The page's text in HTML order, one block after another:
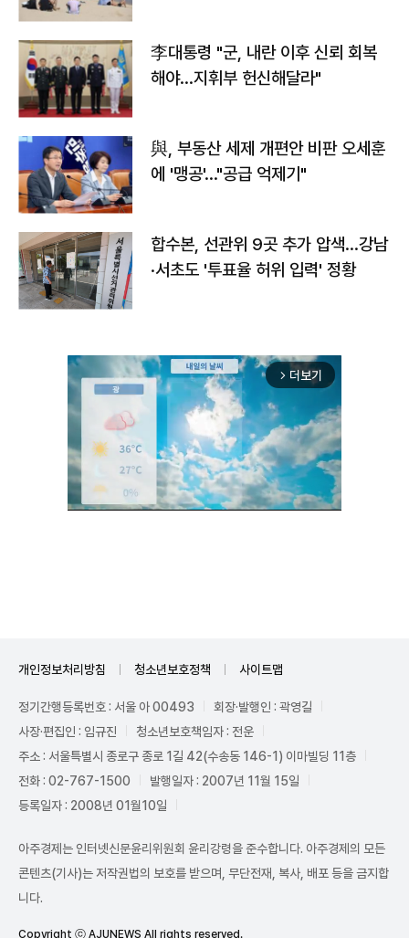
李대통령 "군, 내란 이후 신뢰 회복
해야…지휘부 헌신해달라"
與, 부동산 세제 개편안 비판 오세훈
에 '맹공'…"공급 억제기"
합수본, 선관위 9곳 추가 압색…강남
·서초도 '투표율 허위 입력' 정황
arrow_forward_ios 더보기
개인정보처리방침 청소년보호정책 사이트맵
정기간행등록번호 : 서울 아 00493
회장·발행인 : 곽영길
사장·편집인 : 임규진
청소년보호책임자 : 전운
주소 : 서울특별시 종로구 종로 1길 42(수송동 146-1) 이마빌딩 11층
전화 : 02-767-1500
발행일자 : 2007년 11월 15일
등록일자 : 2008년 01월10일
아주경제는 인터넷신문윤리위원회 윤리강령을 준수합니다. 아주경제의 모든
콘텐츠(기사)는 저작권법의 보호를 받으며, 무단전재, 복사, 배포 등을 금지합
니다.
Copyright ⓒ AJUNEWS All rights reserved.